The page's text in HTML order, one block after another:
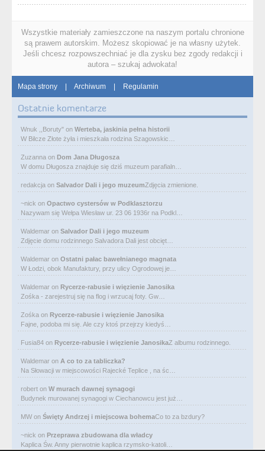
Wszystkie materiały zamieszczone na naszym portalu chronione
są prawem autorskim. Możesz skopiować je na własny użytek.
Jeśli chcesz rozpowszechniać je dla zysku bez zgody redakcji i
autora – szukaj adwokata!
Mapa strony | Archiwum | Regulamin
Ostatnie komentarze
Wnuk ,,Boruty" on Werteba, jaskinia pełna historii
W Bilcze Złote żyła i mieszkała rodzina Szagowskic…
Zuzanna on Dom Jana Długosza
W domu Długosza znajduje się dziś muzeum parafialn…
redakcja on Salvador Dali i jego muzeumZdjęcia zmienione.
~nick on Opactwo cystersów w Podklasztorzu
Nazywam się Wełpa Wiesław ur. 23 06 1936r na Podkl…
Waldemar on Salvador Dali i jego muzeum
Zdjęcie domu rodzinnego Salvadora Dali jest obcięt…
Waldemar on Ostatni pałac bawełnianego magnata
W Łodzi, obok Manufaktury, przy ulicy Ogrodowej je…
Waldemar on Rycerze-rabusie i więzienie Janosika
Zośka - zarejestruj się na flog i wrzucaj foty. Gw…
Zośka on Rycerze-rabusie i więzienie Janosika
Fajne, podoba mi się. Ale czy ktoś przejrzy kiedyś…
Fusia84 on Rycerze-rabusie i więzienie JanosikaZ albumu rodzinnego.
Waldemar on A co to za tabliczka?
Na Słowacji w miejscowości Rajecké Teplice , na śc…
robert on W murach dawnej synagogi
Budynek murowanej synagogi w Ciechanowcu jest już…
MW on Święty Andrzej i miejscowa bohemaCo to za bzdury?
~nick on Przeprawa zbudowana dla władcy
Kaplica Św. Anny pierwotnie kaplica rzymsko-katoli…